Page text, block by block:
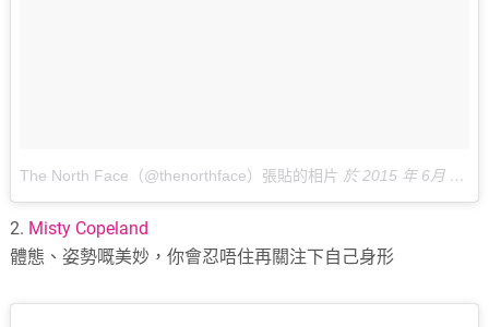
The North Face（@thenorthface）張貼的相片 於2015 年 6月 月 16 6:46下午 PDT
2. Misty Copeland
體態、姿勢嘅美妙，你會忍唔住再關注下自己身形